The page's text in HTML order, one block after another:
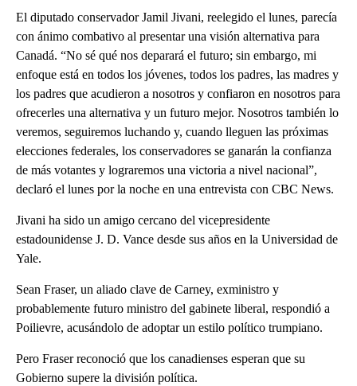
El diputado conservador Jamil Jivani, reelegido el lunes, parecía
con ánimo combativo al presentar una visión alternativa para
Canadá. “No sé qué nos deparará el futuro; sin embargo, mi
enfoque está en todos los jóvenes, todos los padres, las madres y
los padres que acudieron a nosotros y confiaron en nosotros para
ofrecerles una alternativa y un futuro mejor. Nosotros también lo
veremos, seguiremos luchando y, cuando lleguen las próximas
elecciones federales, los conservadores se ganarán la confianza
de más votantes y lograremos una victoria a nivel nacional”,
declaró el lunes por la noche en una entrevista con CBC News.
Jivani ha sido un amigo cercano del vicepresidente
estadounidense J. D. Vance desde sus años en la Universidad de
Yale.
Sean Fraser, un aliado clave de Carney, exministro y
probablemente futuro ministro del gabinete liberal, respondió a
Poilievre, acusándolo de adoptar un estilo político trumpiano.
Pero Fraser reconoció que los canadienses esperan que su
Gobierno supere la división política.